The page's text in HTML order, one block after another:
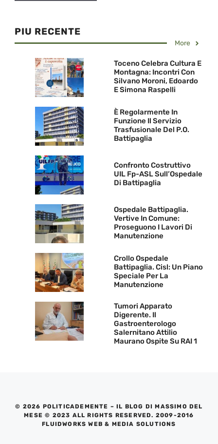
PIU RECENTE
More
Toceno Celebra Cultura E
Montagna: Incontri Con
Silvano Moroni, Edoardo
E Simona Raspelli
È Regolarmente In
Funzione Il Servizio
Trasfusionale Del P.O.
Battipaglia
Confronto Costruttivo
UIL Fp-ASL Sull’Ospedale
Di Battipaglia
Ospedale Battipaglia.
Vertive In Comune:
Proseguono I Lavori Di
Manutenzione
Crollo Ospedale
Battipaglia. Cisl: Un Piano
Speciale Per La
Manutenzione
Tumori Apparato
Digerente. Il
Gastroenterologo
Salernitano Attilio
Maurano Ospite Su RAI 1
© 2026 POLITICADEMENTE – IL BLOG DI MASSIMO DEL
MESE © 2023 ALL RIGHTS RESERVED. 2009-2016
FLUIDWORKS WEB & MEDIA SOLUTIONS